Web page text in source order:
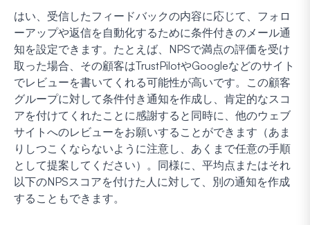
はい、受信したフィードバックの内容に応じて、フォロ
ーアップや返信を自動化するために条件付きのメール通
知を設定できます。たとえば、NPSで満点の評価を受け
取った場合、その顧客はTrustPilotやGoogleなどのサイト
でレビューを書いてくれる可能性が高いです。この顧客
グループに対して条件付き通知を作成し、肯定的なスコ
アを付けてくれたことに感謝すると同時に、他のウェブ
サイトへのレビューをお願いすることができます（あま
りしつこくならないように注意し、あくまで任意の手順
として提案してください）。同様に、平均点またはそれ
以下のNPSスコアを付けた人に対して、別の通知を作成
することもできます。